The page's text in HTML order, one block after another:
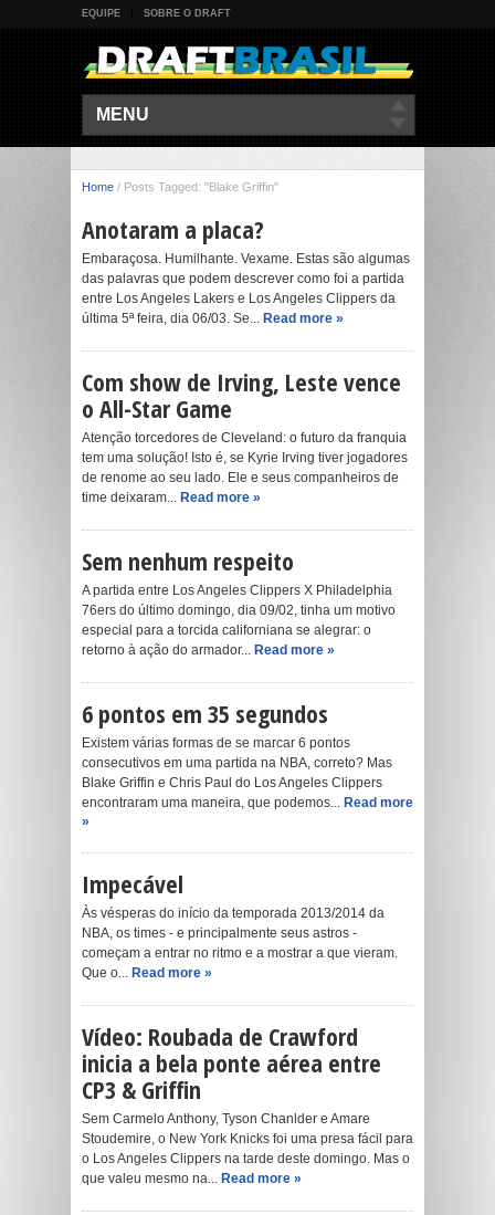
EQUIPE SOBRE O DRAFT
MENU
Home / Posts Tagged: "Blake Griffin"
Anotaram a placa?
Embaraçosa. Humilhante. Vexame. Estas são algumas
das palavras que podem descrever como foi a partida
entre Los Angeles Lakers e Los Angeles Clippers da
última 5ª feira, dia 06/03. Se... Read more »
Com show de Irving, Leste vence
o All-Star Game
Atenção torcedores de Cleveland: o futuro da franquia
tem uma solução! Isto é, se Kyrie Irving tiver jogadores
de renome ao seu lado. Ele e seus companheiros de
time deixaram... Read more »
Sem nenhum respeito
A partida entre Los Angeles Clippers X Philadelphia
76ers do último domingo, dia 09/02, tinha um motivo
especial para a torcida californiana se alegrar: o
retorno à ação do armador... Read more »
6 pontos em 35 segundos
Existem várias formas de se marcar 6 pontos
consecutivos em uma partida na NBA, correto? Mas
Blake Griffin e Chris Paul do Los Angeles Clippers
encontraram uma maneira, que podemos... Read more
»
Impecável
Às vésperas do início da temporada 2013/2014 da
NBA, os times - e principalmente seus astros -
começam a entrar no ritmo e a mostrar a que vieram.
Que o... Read more »
Vídeo: Roubada de Crawford
inicia a bela ponte aérea entre
CP3 & Griffin
Sem Carmelo Anthony, Tyson Chanlder e Amare
Stoudemire, o New York Knicks foi uma presa fácil para
o Los Angeles Clippers na tarde deste domingo. Mas o
que valeu mesmo na... Read more »